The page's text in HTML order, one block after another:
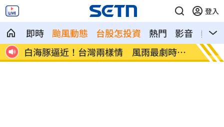
登入
即時 颱風動態 台股怎投資 熱門 影音
熱搜
間
陳時中示警勿信疫苗掮客 鄭麗文竟扯這
句
28歲
晶